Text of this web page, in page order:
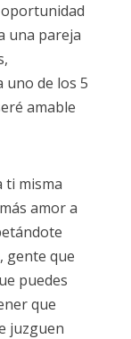
oportunidad
una pareja
uno de los 5
amable
ti misma
amor a
gente que
puedes
que
juzguen